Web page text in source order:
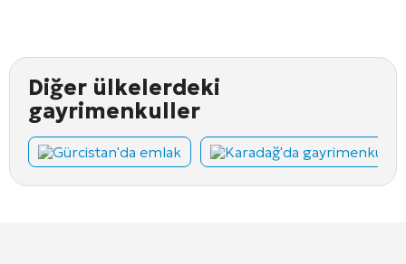
Diğer ülkelerdeki
gayrimenkuller
Gürcistan'da emlak Karadağ'da gayrimenkul